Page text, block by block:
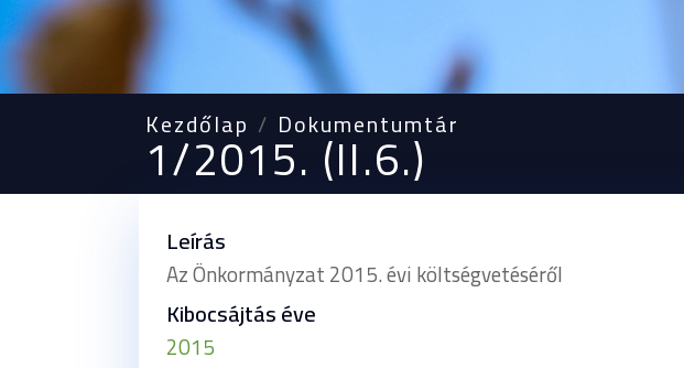
Kezdőlap Dokumentumtár
1/2015. (II.6.)
Leírás
Az Önkormányzat 2015. évi költségvetéséről
Kibocsájtás éve
2015